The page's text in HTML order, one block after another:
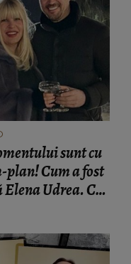
sunt cu
Cum a fost
Udrea. Cu